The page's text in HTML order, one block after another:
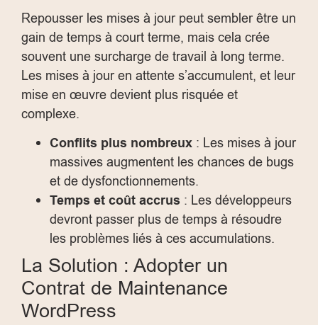
Repousser les mises à jour peut sembler être un
gain de temps à court terme, mais cela crée
souvent une surcharge de travail à long terme.
Les mises à jour en attente s’accumulent, et leur
mise en œuvre devient plus risquée et
complexe.
Conflits plus nombreux : Les mises à jour
massives augmentent les chances de bugs
et de dysfonctionnements.
Temps et coût accrus : Les développeurs
devront passer plus de temps à résoudre
les problèmes liés à ces accumulations.
La Solution : Adopter un
Contrat de Maintenance
WordPress